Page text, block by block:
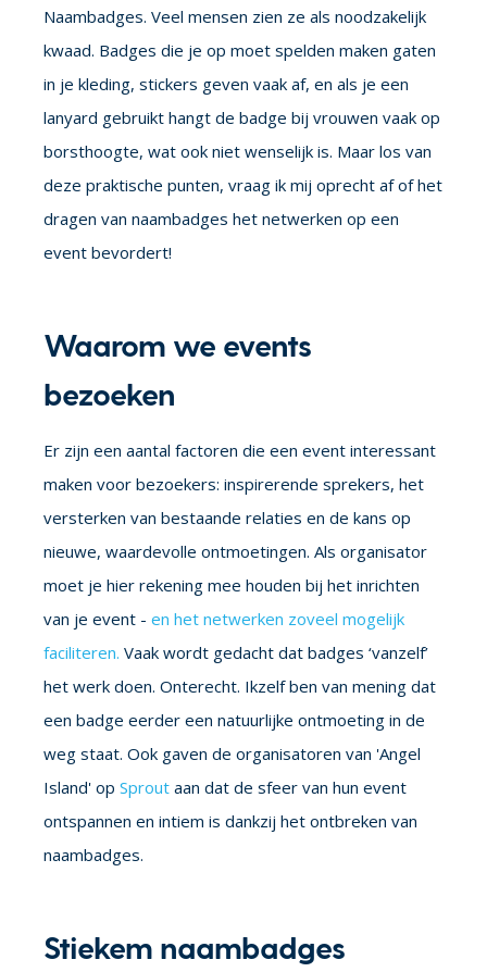
Naambadges. Veel mensen zien ze als noodzakelijk
kwaad. Badges die je op moet spelden maken gaten
in je kleding, stickers geven vaak af, en als je een
lanyard gebruikt hangt de badge bij vrouwen vaak op
borsthoogte, wat ook niet wenselijk is. Maar los van
deze praktische punten, vraag ik mij oprecht af of het
dragen van naambadges het netwerken op een
event bevordert!
Waarom we events
bezoeken
Er zijn een aantal factoren die een event interessant
maken voor bezoekers: inspirerende sprekers, het
versterken van bestaande relaties en de kans op
nieuwe, waardevolle ontmoetingen. Als organisator
moet je hier rekening mee houden bij het inrichten
van je event - en het netwerken zoveel mogelijk
faciliteren. Vaak wordt gedacht dat badges ‘vanzelf’
het werk doen. Onterecht. Ikzelf ben van mening dat
een badge eerder een natuurlijke ontmoeting in de
weg staat. Ook gaven de organisatoren van 'Angel
Island' op Sprout aan dat de sfeer van hun event
ontspannen en intiem is dankzij het ontbreken van
naambadges.
Stiekem naambadges